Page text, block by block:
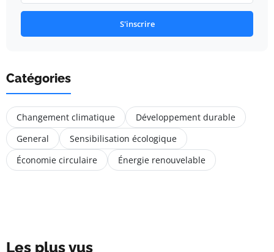
S'inscrire
Catégories
Changement climatique
Développement durable
General
Sensibilisation écologique
Économie circulaire
Énergie renouvelable
Les plus vus